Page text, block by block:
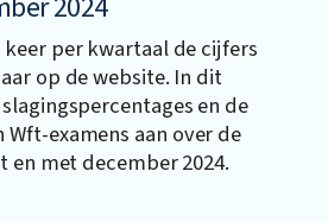
per kwartaal de cijfers
op de website. In dit
en de
examens aan over de
en met december 2024.